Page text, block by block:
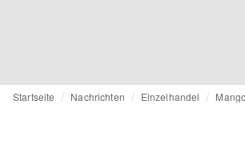
Startseite Nachrichten Einzelhandel